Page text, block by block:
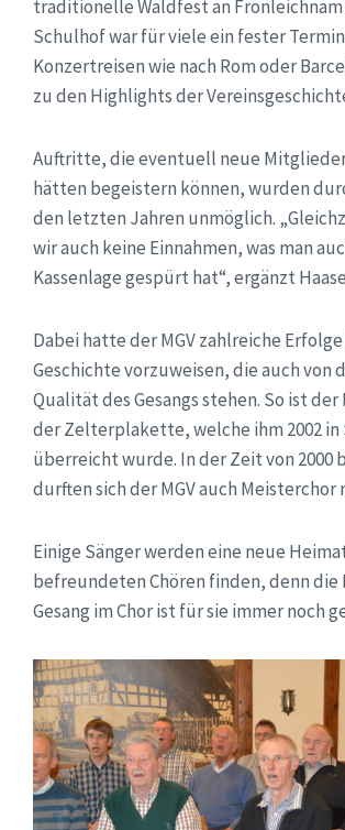
traditionelle Waldfest an
Schulhof war für viele ein fester
Konzertreisen wie nach Rom oder
zu den Highlights der
Auftritte, die eventuell neue
hätten begeistern können, wurden
den letzten Jahren unmöglich.
wir auch keine Einnahmen, was man
Kassenlage gespürt hat“, ergänzt
Dabei hatte der MGV zahlreiche
Geschichte vorzuweisen, die auch von
Qualität des Gesangs stehen. So ist der
der Zelterplakette, welche ihm 2002 in
überreicht wurde. In der Zeit von 2000
durften sich der MGV auch Meisterchor
Einige Sänger werden eine neue
befreundeten Chören finden, denn die
Gesang im Chor ist für sie immer noch